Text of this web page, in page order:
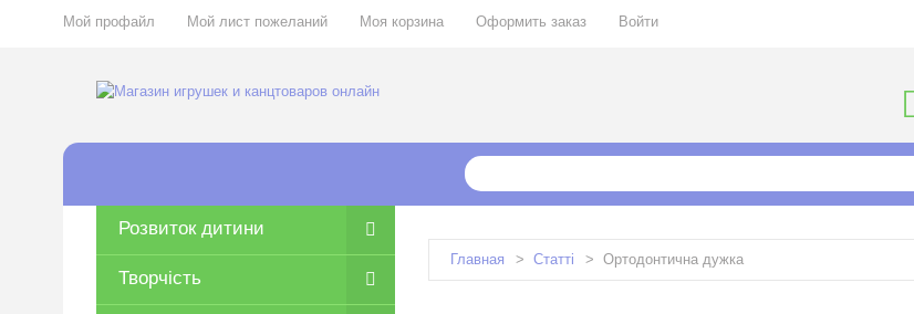
Мой профайл Мой лист пожеланий Моя корзина Оформить заказ Войти
Главная > Статті > Ортодонтична дужка
Розвиток дитини
Творчість